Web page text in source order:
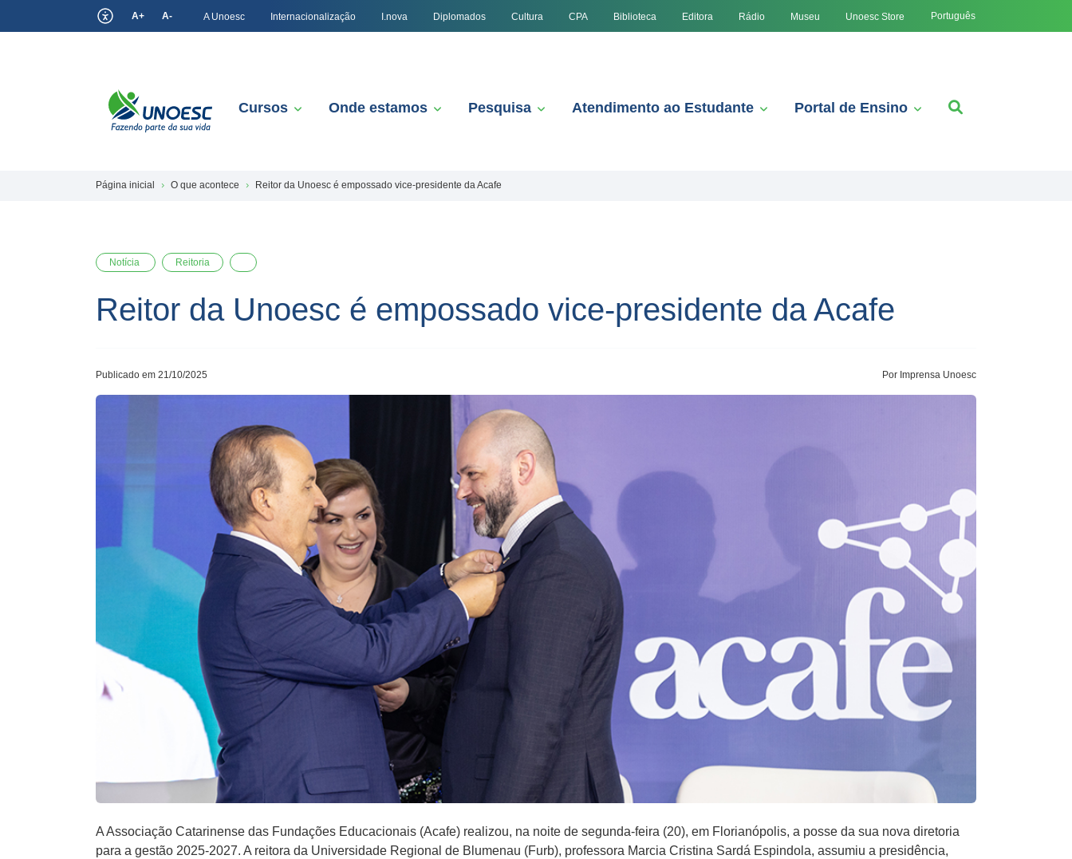
A+ A- A Unoesc Internacionalização I.nova Diplomados Cultura CPA Biblioteca Editora Rádio Museu Unoesc Store Português
Cursos Onde estamos Pesquisa Atendimento ao Estudante Portal de Ensino
Página inicial O que acontece Reitor da Unoesc é empossado vice-presidente da Acafe
Notícia Reitoria
Reitor da Unoesc é empossado vice-presidente da Acafe
Publicado em 21/10/2025 Por Imprensa Unoesc
A Associação Catarinense das Fundações Educacionais (Acafe) realizou, na noite de segunda-feira (20), em Florianópolis, a posse da sua nova diretoria
para a gestão 2025-2027. A reitora da Universidade Regional de Blumenau (Furb), professora Marcia Cristina Sardá Espindola, assumiu a presidência,